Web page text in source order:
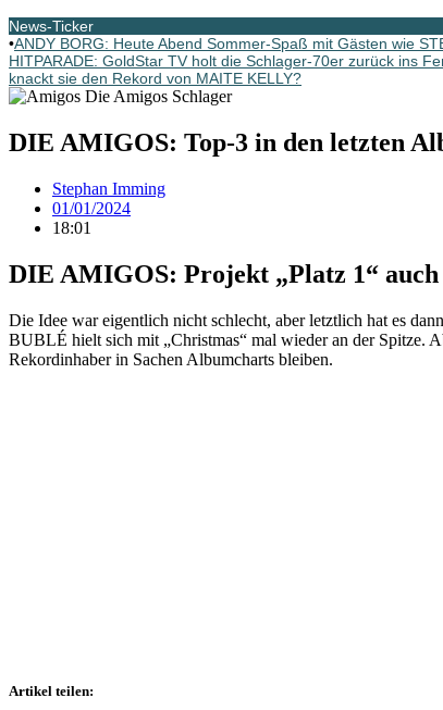
News-Ticker
•ANDY BORG: Heute Abend Sommer-Spaß mit Gästen wie
HITPARADE: GoldStar TV holt die Schlager-70er zurück ins
knackt sie den Rekord von MAITE KELLY?
DIE AMIGOS: Top-3 in den letzten
Stephan Imming
01/01/2024
18:01
DIE AMIGOS: Projekt „Platz 1“
Die Idee war eigentlich nicht schlecht, aber letztlich hat es
BUBLÉ hielt sich mit „Christmas“ mal wieder an der Spitze.
Rekordinhaber in Sachen Albumcharts bleiben.
Artikel teilen: